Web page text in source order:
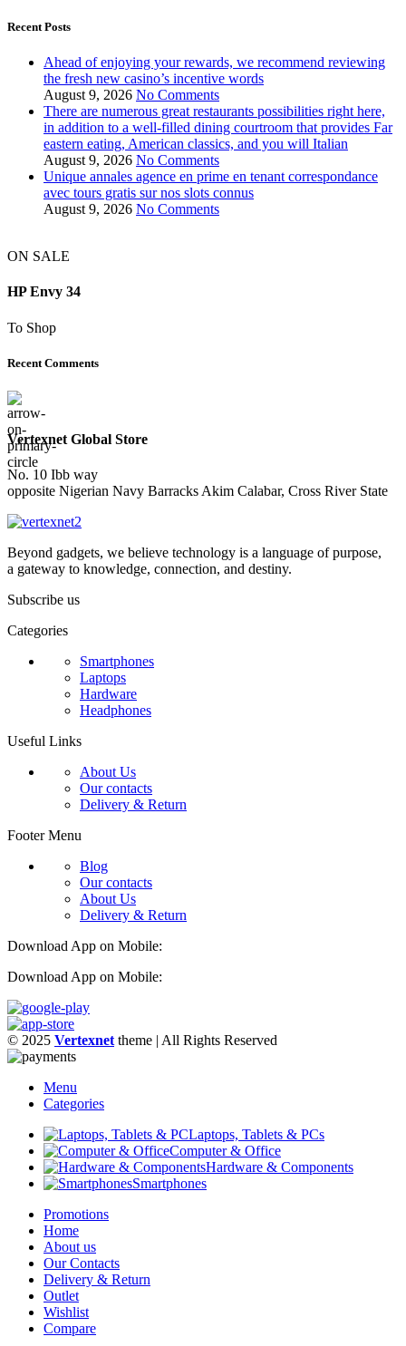
Recent Posts
Ahead of enjoying your rewards, we recommend reviewing
the fresh new casino’s incentive words
August 9, 2026 No Comments
There are numerous great restaurants possibilities right here,
in addition to a well-filled dining courtroom that provides Far
eastern eating, American classics, and you will Italian
August 9, 2026 No Comments
Unique annales agence en prime en tenant correspondance
avec tours gratis sur nos slots connus
August 9, 2026 No Comments
ON SALE
HP Envy 34
To Shop
Recent Comments
Vertexnet Global Store
No. 10 Ibb way
opposite Nigerian Navy Barracks Akim Calabar, Cross River State
Beyond gadgets, we believe technology is a language of purpose,
a gateway to knowledge, connection, and destiny.
Subscribe us
Categories
Smartphones
Laptops
Hardware
Headphones
Useful Links
About Us
Our contacts
Delivery & Return
Footer Menu
Blog
Our contacts
About Us
Delivery & Return
Download App on Mobile:
Download App on Mobile:
© 2025 Vertexnettheme | All Rights Reserved
Menu
Categories
Laptops, Tablets & PCs
Computer & Office
Hardware & Components
Smartphones
Promotions
Home
About us
Our Contacts
Delivery & Return
Outlet
Wishlist
Compare